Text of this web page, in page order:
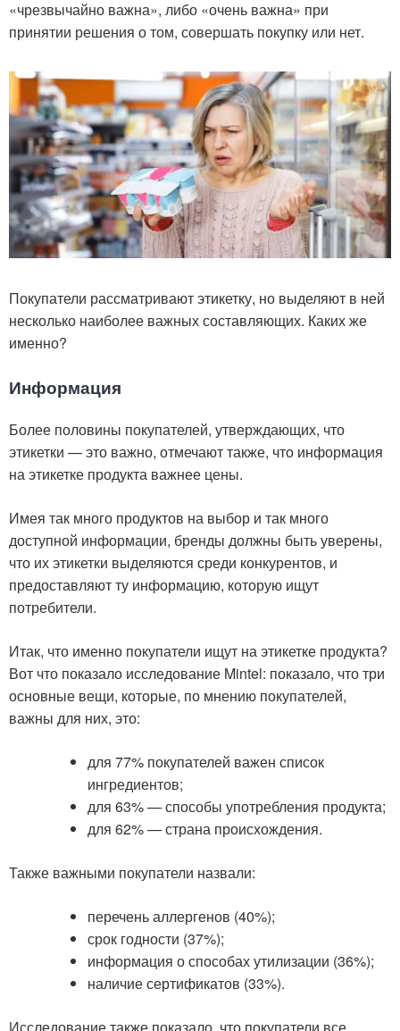
«чрезвычайно важна», либо «очень важна» при
принятии решения о том, совершать покупку или нет.
Покупатели рассматривают этикетку, но выделяют в ней
несколько наиболее важных составляющих. Каких же
именно?
Информация
Более половины покупателей, утверждающих, что
этикетки — это важно, отмечают также, что информация
на этикетке продукта важнее цены.
Имея так много продуктов на выбор и так много
доступной информации, бренды должны быть уверены,
что их этикетки выделяются среди конкурентов, и
предоставляют ту информацию, которую ищут
потребители.
Итак, что именно покупатели ищут на этикетке продукта?
Вот что показало исследование Mintel: показало, что три
основные вещи, которые, по мнению покупателей,
важны для них, это:
для 77% покупателей важен список
ингредиентов;
для 63% — способы употребления продукта;
для 62% — страна происхождения.
Также важными покупатели назвали:
перечень аллергенов (40%);
срок годности (37%);
информация о способах утилизации (36%);
наличие сертификатов (33%).
Исследование также показало, что покупатели все